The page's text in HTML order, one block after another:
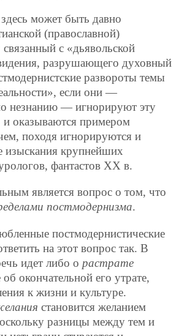
может быть давно
(православной)
с «дьявольской
разрушающего духовный
развороты темы
если они —
незнанию — игнорируют эту
и оказываются примером
походя игнорируются и
изыскания крупнейших
фантастов ХХ в.
является вопрос о том, что
постмодернизма.
постмодернистические
на этот вопрос так. В
идет либо о растрате
окончательной его утрате,
к жизни и культуре.
становится желанием
разницы между тем и